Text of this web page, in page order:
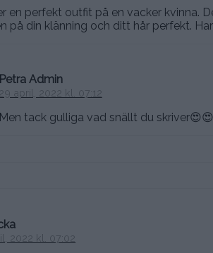
en perfekt outfit på en vacker kvinna.
på din klänning och ditt hår perfekt.
Petra Admin
29 april, 2022 kl. 07:12
Men tack gulliga vad snällt du skriver😍😍
2022 kl. 07:02